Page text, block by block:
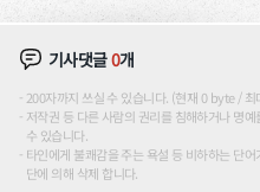
기사댓글0개
200자까지 쓰실 수 있습니다. (현재 0 byte /
저작권 등 다른 사람의 권리를 침해하거나 명
수 있습니다.
타인에게 불쾌감을 주는 욕설 등 비하하는 단
단에 의해 삭제 합니다.